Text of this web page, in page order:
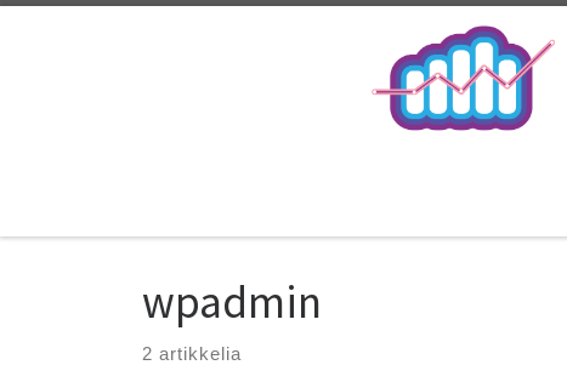
wpadmin
2 artikkelia